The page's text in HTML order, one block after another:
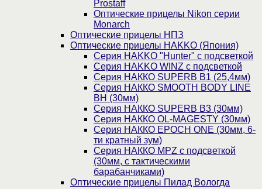
Prostaff
Оптические прицелы Nikon серии
Monarch
Оптические прицелы НПЗ
Оптические прицелы HAKKO (Япония)
Cерия HAKKO "Hunter" с подсветкой
Серия НAKKO WINZ с подсветкой
Серия НАККО SUPERB B1 (25,4мм)
Серия НАККО SMOOTH BODY LINE
BH (30мм)
Серия НАККО SUPERB B3 (30мм)
Серия НАККО OL-MAGESTY (30мм)
Серия НАККО EPOCH ONE (30мм, 6-
ти кратный зум)
Серия НАККО MPZ с подсветкой
(30мм, c тактическими
барабанчиками)
Оптические прицелы Пилад Вологда